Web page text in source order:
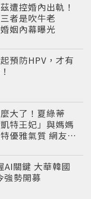
遭控婚內出軌！
者是吹牛老
姻內幕曝光
預防HPV，才有
大了！夏綠蒂
凱特王妃」與媽媽
優雅氣質 網友狂
AI關鍵 大華韓國
強勢開募